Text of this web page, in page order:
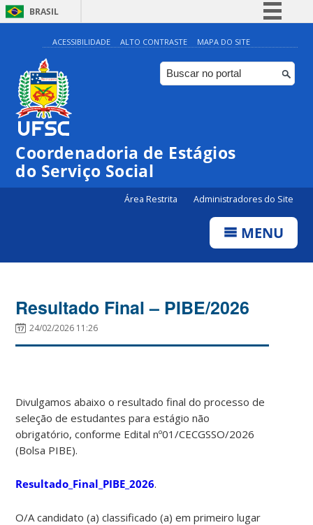
BRASIL
Simplifique!
Comunica BR
Participe
Canais
ACESSIBILIDADE ALTO CONTRASTE MAPA DO SITE
Coordenadoria de Estágios
do Serviço Social
Área Restrita Administradores do Site
MENU
Resultado Final – PIBE/2026
24/02/2026 11:26
Divulgamos abaixo o resultado final do processo de
seleção de estudantes para estágio não
obrigatório, conforme Edital nº01/CECGSSO/2026
(Bolsa PIBE).
Resultado_Final_PIBE_2026.
O/A candidato (a) classificado (a) em primeiro lugar